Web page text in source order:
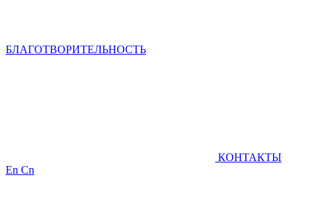
БЛАГОТВОРИТЕЛЬНОСТЬ
КОНТАКТЫ
En Cn